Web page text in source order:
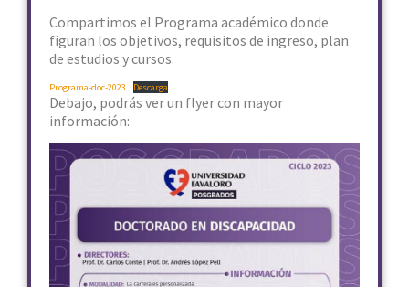
Compartimos el Programa académico donde
figuran los objetivos, requisitos de ingreso, plan
de estudios y cursos.
Programa-doc-2023 Descarga
Debajo, podrás ver un flyer con mayor
información: